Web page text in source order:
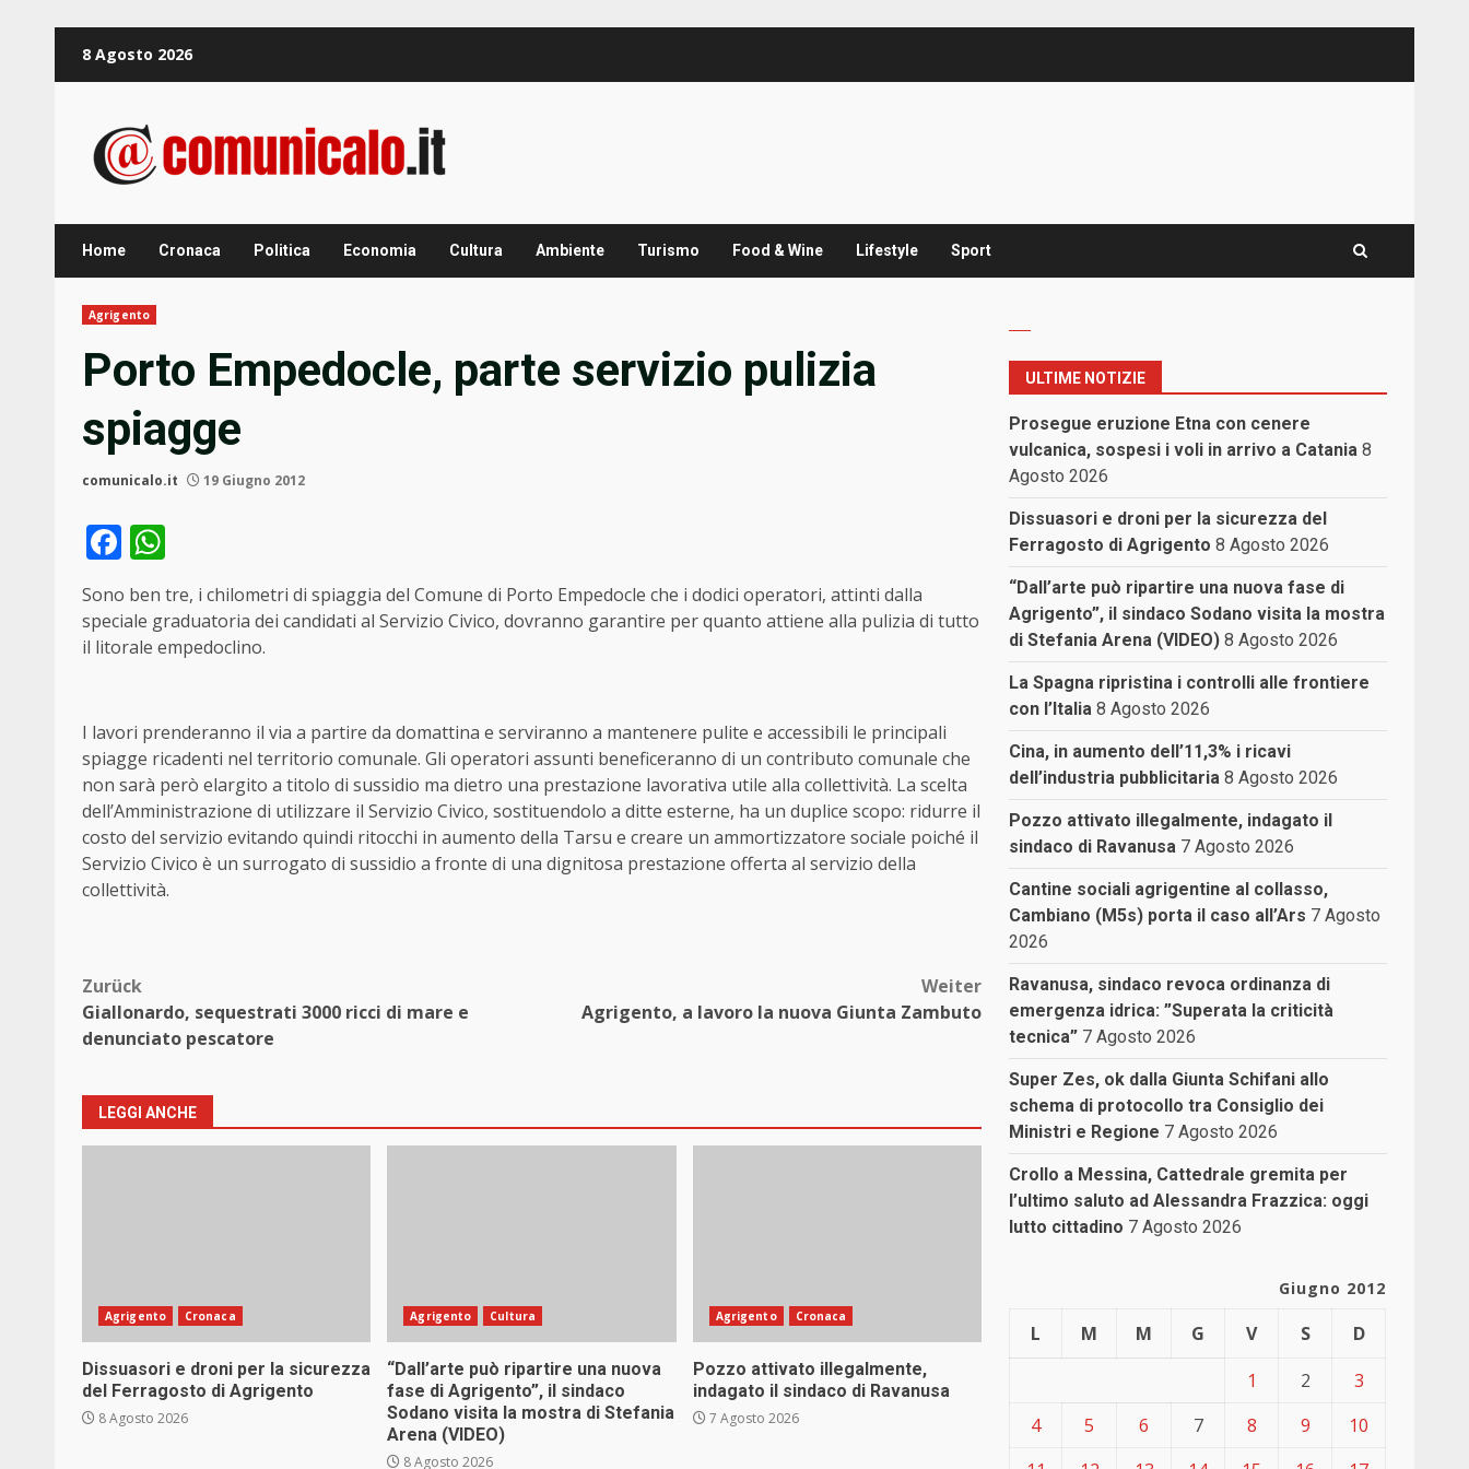
Inhalt8 Agosto 2026
Home Cronaca Politica Economia Cultura Ambiente Turismo Food & Wine Lifestyle Sport
Agrigento
Porto Empedocle, parte servizio pulizia
spiagge
comunicalo.it 19 Giugno 2012
Facebook
Sono ben tre, i chilometri di spiaggia del Comune di Porto Empedocle che i dodici operatori, attinti dalla
speciale graduatoria dei candidati al Servizio Civico, dovranno garantire per quanto attiene alla pulizia di tutto
il litorale empedoclino.
I lavori prenderanno il via a partire da domattina e serviranno a mantenere pulite e accessibili le principali
spiagge ricadenti nel territorio comunale. Gli operatori assunti beneficeranno di un contributo comunale che
non sarà però elargito a titolo di sussidio ma dietro una prestazione lavorativa utile alla collettività. La scelta
dell’Amministrazione di utilizzare il Servizio Civico, sostituendolo a ditte esterne, ha un duplice scopo: ridurre il
costo del servizio evitando quindi ritocchi in aumento della Tarsu e creare un ammortizzatore sociale poiché il
Servizio Civico è un surrogato di sussidio a fronte di una dignitosa prestazione offerta al servizio della
collettività.
Beitragsnavigation
Zurück
Giallonardo, sequestrati 3000 ricci di mare e
denunciato pescatore
Weiter
Agrigento, a lavoro la nuova Giunta Zambuto
LEGGI ANCHE
Agrigento Cronaca
Dissuasori e droni per la sicurezza
del Ferragosto di Agrigento
8 Agosto 2026
Agrigento Cultura
“Dall’arte può ripartire una nuova
fase di Agrigento”, il sindaco
Sodano visita la mostra di Stefania
Arena (VIDEO)
8 Agosto 2026
Agrigento Cronaca
Pozzo attivato illegalmente,
indagato il sindaco di Ravanusa
7 Agosto 2026
ULTIME NOTIZIE
Prosegue eruzione Etna con cenere
vulcanica, sospesi i voli in arrivo a Catania 8
Agosto 2026
Dissuasori e droni per la sicurezza del
Ferragosto di Agrigento 8 Agosto 2026
“Dall’arte può ripartire una nuova fase di
Agrigento”, il sindaco Sodano visita la mostra
di Stefania Arena (VIDEO) 8 Agosto 2026
La Spagna ripristina i controlli alle frontiere
con l’Italia 8 Agosto 2026
Cina, in aumento dell’11,3% i ricavi
dell’industria pubblicitaria 8 Agosto 2026
Pozzo attivato illegalmente, indagato il
sindaco di Ravanusa 7 Agosto 2026
Cantine sociali agrigentine al collasso,
Cambiano (M5s) porta il caso all’Ars 7 Agosto
2026
Ravanusa, sindaco revoca ordinanza di
emergenza idrica: ”Superata la criticità
tecnica” 7 Agosto 2026
Super Zes, ok dalla Giunta Schifani allo
schema di protocollo tra Consiglio dei
Ministri e Regione 7 Agosto 2026
Crollo a Messina, Cattedrale gremita per
l’ultimo saluto ad Alessandra Frazzica: oggi
lutto cittadino 7 Agosto 2026
Giugno 2012
L M M G V S
D
1
2
3
4
5 6 7 8 9
10